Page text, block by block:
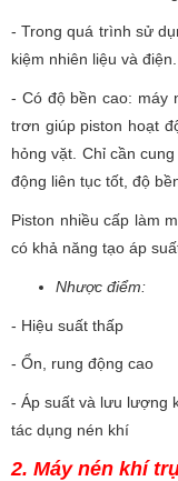
- Trong quá trình sử
kiệm nhiên liệu và điện.
- Có độ bền cao: máy
trơn giúp piston hoạt
hỏng vặt. Chỉ cần
động liên tục tốt, độ
Piston nhiều cấp làm
có khả năng tạo áp
Nhược điểm:
- Hiệu suất thấp
- Ổn, rung động cao
- Áp suất và lưu lượng
tác dụng nén khí
2. Máy nén khí